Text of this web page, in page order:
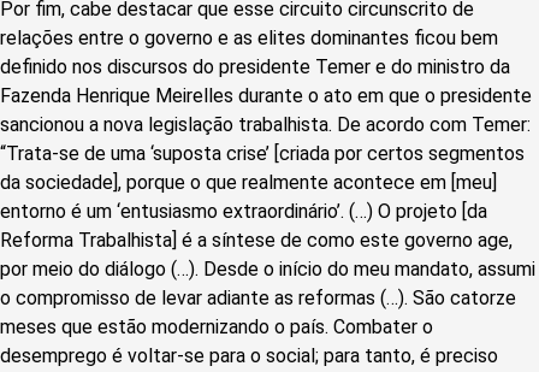
Por fim, cabe destacar que esse circuito circunscrito de
relações entre o governo e as elites dominantes ficou bem
definido nos discursos do presidente Temer e do ministro da
Fazenda Henrique Meirelles durante o ato em que o presidente
sancionou a nova legislação trabalhista. De acordo com Temer:
“Trata-se de uma ‘suposta crise’ [criada por certos segmentos
da sociedade], porque o que realmente acontece em [meu]
entorno é um ‘entusiasmo extraordinário’. (…) O projeto [da
Reforma Trabalhista] é a síntese de como este governo age,
por meio do diálogo (…). Desde o início do meu mandato, assumi
o compromisso de levar adiante as reformas (…). São catorze
meses que estão modernizando o país. Combater o
desemprego é voltar-se para o social; para tanto, é preciso